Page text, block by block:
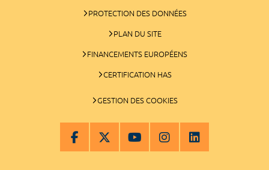
PROTECTION DES DONNÉES
PLAN DU SITE
FINANCEMENTS EUROPÉENS
CERTIFICATION HAS
GESTION DES COOKIES